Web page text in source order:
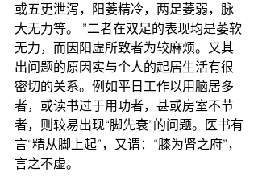
或五更泄泻，阳萎精冷，两足萎弱，脉
大无力等。 ”二者在双足的表现均是萎软
无力，而因阳虚所致者为较麻烦。又其
出问题的原因实与个人的起居生活有很
密切的关系。例如平日工作以用脑居多
者，或读书过于用功者，甚或房室不节
者，则较易出现“脚先衰”的问题。医书有
言“精从脚上起”，又谓：“膝为肾之府”，
言之不虚。